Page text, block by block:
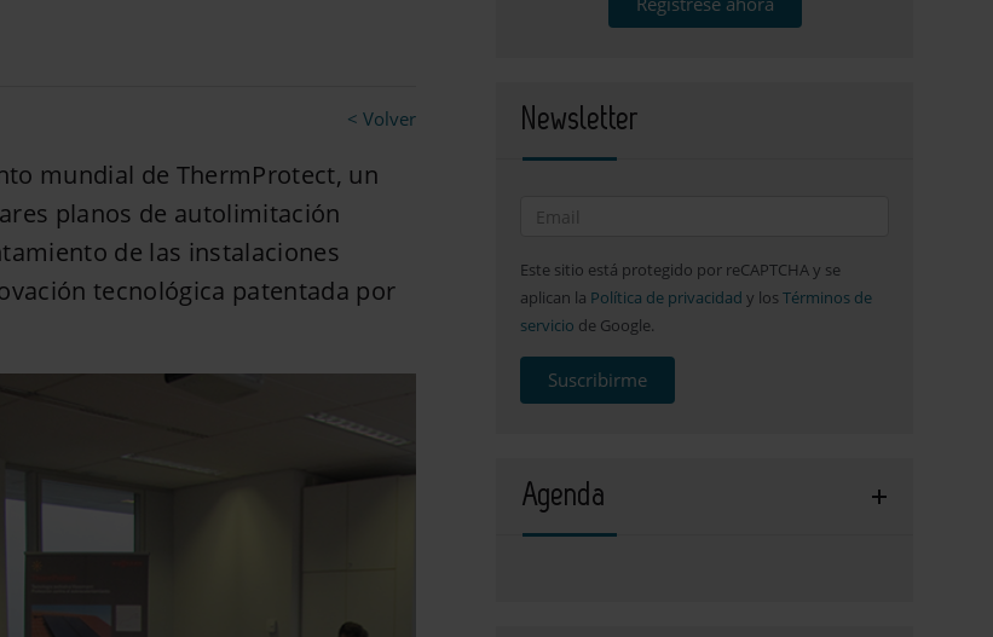
< Volver
mundial de ThermProtect, un
planos de autolimitación
de las instalaciones
tecnológica patentada por
Newsletter
Este sitio está protegido por reCAPTCHA y se
aplican la Política de privacidad y losTérminos de
servicio de Google.
Suscribirme
Agenda